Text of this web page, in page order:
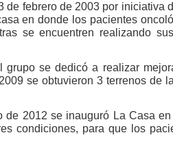
de febrero de 2003 por
en donde los pacientes
se encuentren realizando
grupo se dedicó a realizar
se obtuvieron 3 terrenos de
de 2012 se inauguró La Casa
condiciones, para que los